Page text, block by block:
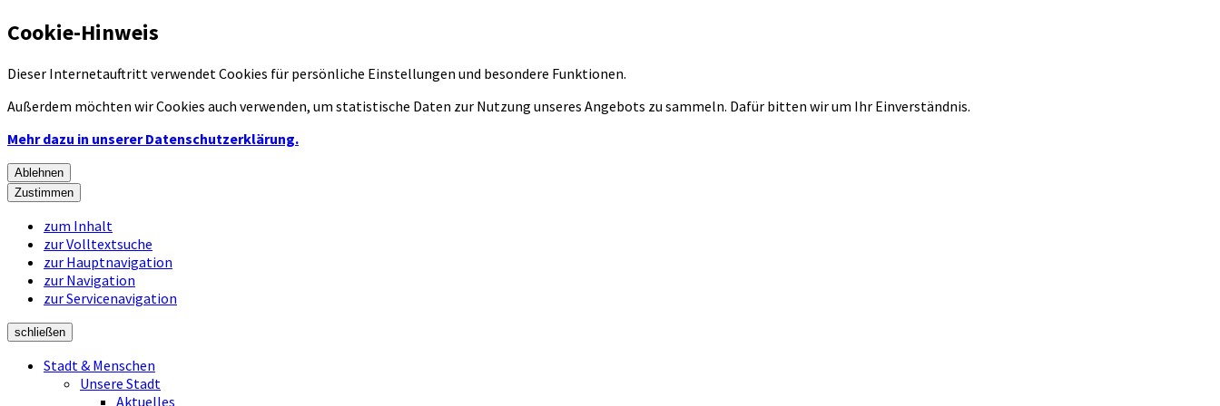
Cookie-Hinweis
Dieser Internetauftritt verwendet Cookies für persönliche Einstellungen und besondere Funktionen.
Außerdem möchten wir Cookies auch verwenden, um statistische Daten zur Nutzung unseres Angebots zu sammeln. Dafür bitten wir um Ihr Einverständnis.
Mehr dazu in unserer Datenschutzerklärung.
Ablehnen
Zustimmen
zum Inhalt
zur Volltextsuche
zur Hauptnavigation
zur Navigation
zur Servicenavigation
schließen
Stadt & Menschen
Unsere Stadt
Aktuelles